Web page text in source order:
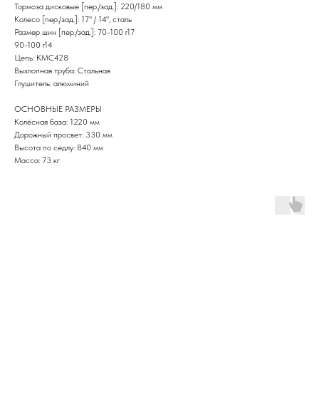
Тормоза дисковые [пер./зад.]: 220/180 мм
Колесо [пер./зад.]: 17" / 14", сталь
Размер шин [пер./зад.]: 70-100 r17
90-100 r14
Цепь: KMC428
Выхлопная труба: Стальная
Глушитель: алюминий
ОСНОВНЫЕ РАЗМЕРЫ
Колёсная база: 1220 мм
Дорожный просвет: 330 мм
Высота по седлу: 840 мм
Масса: 73 кг